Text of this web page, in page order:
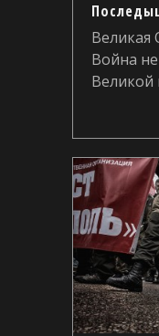
Великая
Война
Великой